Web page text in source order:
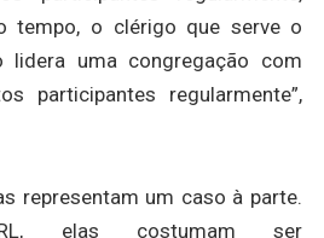
tempo, o clérigo que serve o
lidera uma congregação com
participantes regularmente”,
representam um caso à parte.
elas costumam ser